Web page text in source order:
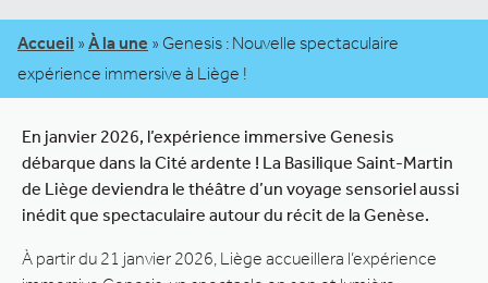
Accueil » À la une » Genesis : Nouvelle spectaculaire
expérience immersive à Liège !
En janvier 2026, l’expérience immersive Genesis
débarque dans la Cité ardente ! La Basilique Saint-Martin
de Liège deviendra le théâtre d’un voyage sensoriel aussi
inédit que spectaculaire autour du récit de la Genèse.
À partir du 21 janvier 2026, Liège accueillera l’expérience